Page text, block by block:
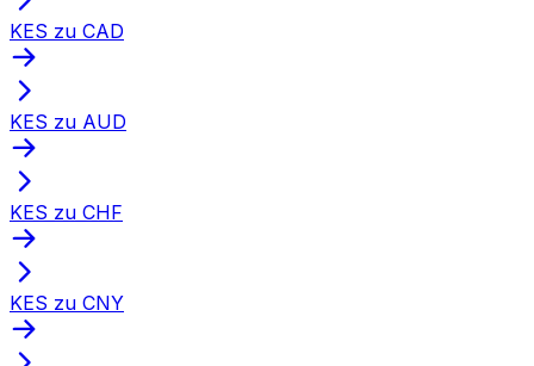
KES zu CAD
KES zu AUD
KES zu CHF
KES zu CNY